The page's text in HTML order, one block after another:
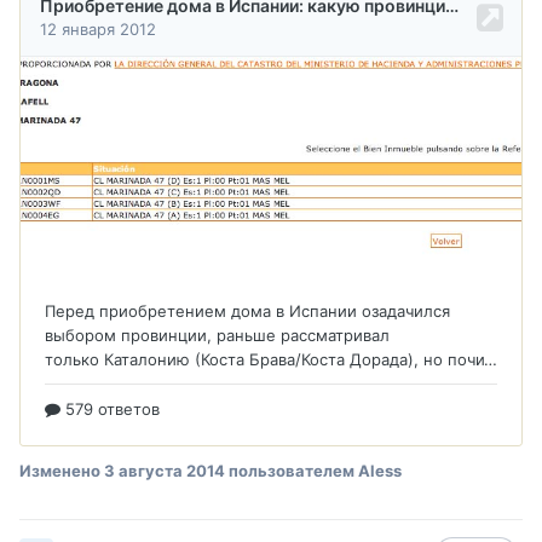
Изменено3 августа 2014пользователем Aless